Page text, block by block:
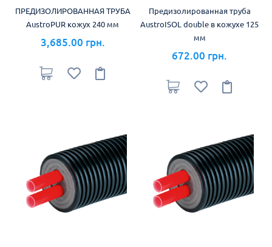
ПРЕДИЗОЛИРОВАННАЯ ТРУБА
AustroPUR кожух 240 мм
3,685.00 грн.
Предизолированная труба
AustroISOL double в кожухе 125
мм
672.00 грн.